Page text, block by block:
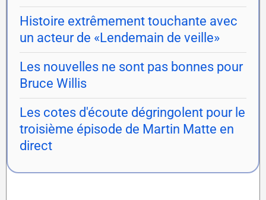
Histoire extrêmement touchante avec
un acteur de «Lendemain de veille»
Les nouvelles ne sont pas bonnes pour
Bruce Willis
Les cotes d'écoute dégringolent pour le
troisième épisode de Martin Matte en
direct